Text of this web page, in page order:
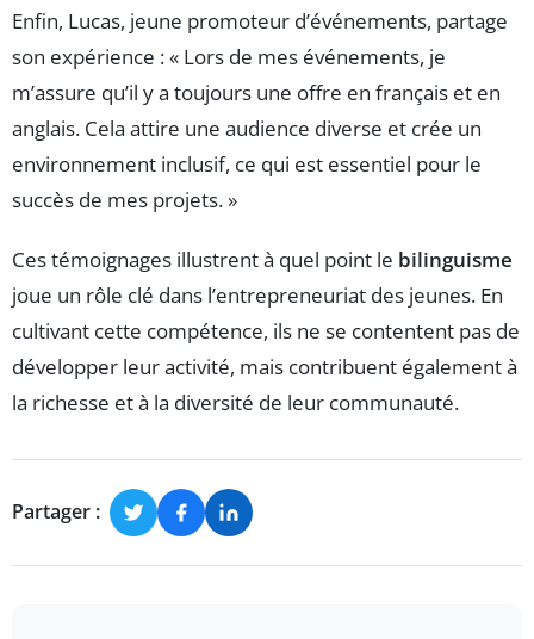
Enfin, Lucas, jeune promoteur d’événements, partage
son expérience : « Lors de mes événements, je
m’assure qu’il y a toujours une offre en français et en
anglais. Cela attire une audience diverse et crée un
environnement inclusif, ce qui est essentiel pour le
succès de mes projets. »
Ces témoignages illustrent à quel point le bilinguisme
joue un rôle clé dans l’entrepreneuriat des jeunes. En
cultivant cette compétence, ils ne se contentent pas de
développer leur activité, mais contribuent également à
la richesse et à la diversité de leur communauté.
Partager :